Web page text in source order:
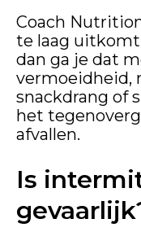
Coach
te laag
dan ga je dat
vermoeidheid,
snackdrang of
het
afvallen.
Is